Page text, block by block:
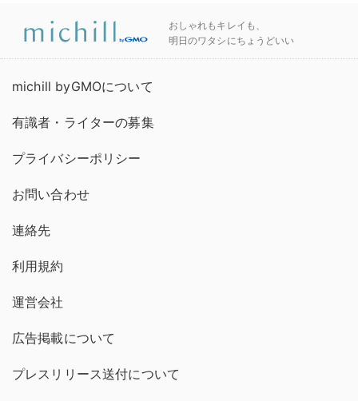
おしゃれもキレイも、
明日のワタシにちょうどいい
michill byGMOについて
有識者・ライターの募集
プライバシーポリシー
お問い合わせ
連絡先
利用規約
運営会社
広告掲載について
プレスリリース送付について